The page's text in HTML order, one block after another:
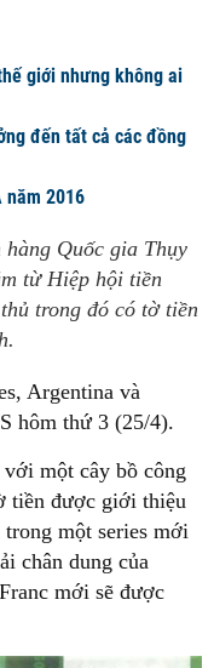
giới nhưng không ai
đến tất cả các đồng
năm 2016
Quốc gia Thụy
từ Hiệp hội tiền
trong đó có tờ tiền
Argentina và
hôm thứ 3 (25/4).
một cây bồ công
tiền được giới thiệu
một series mới
chân dung của
mới sẽ được